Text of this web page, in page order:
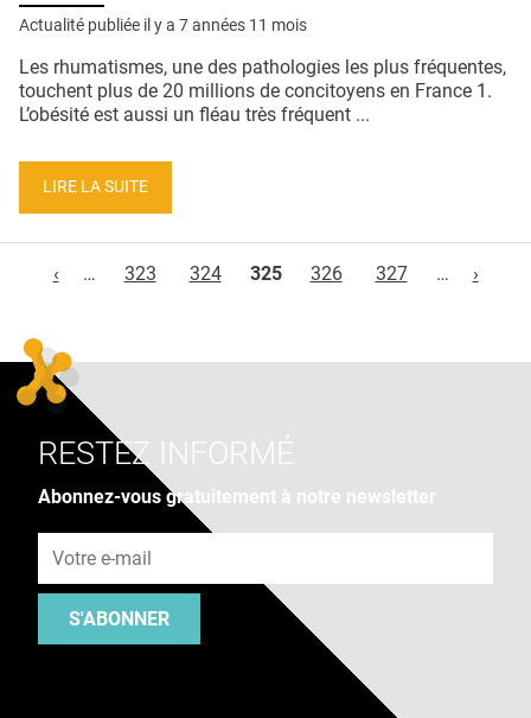
Actualité publiée il y a 7 années 11 mois
Les rhumatismes, une des pathologies les plus fréquentes,
touchent plus de 20 millions de concitoyens en France 1.
L’obésité est aussi un fléau très fréquent ...
LIRE LA SUITE
‹
… 323 324 325 326 327 … ›
RESTEZ INFORMÉ
Abonnez-vous gratuitement à notre newsletter
S'ABONNER